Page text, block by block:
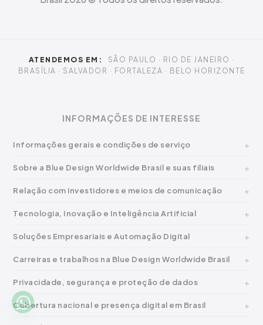
ATENDEMOS EM:
SÃO PAULO · RIO DE JANEIRO ·
BRASÍLIA · SALVADOR · FORTALEZA · BELO HORIZONTE
INFORMAÇÕES DE INTERESSE
Informações gerais e condições de serviço
Sobre a Blue Design Worldwide Brasil e suas filiais
Relação com investidores e meios de comunicação
Tecnologia, Inovação e Inteligência Artificial
Soluções Empresariais e Automação Digital
Carreiras e trabalhos na Blue Design Worldwide Brasil
Privacidade, segurança e proteção de dados
Cobertura nacional e presença digital em Brasil